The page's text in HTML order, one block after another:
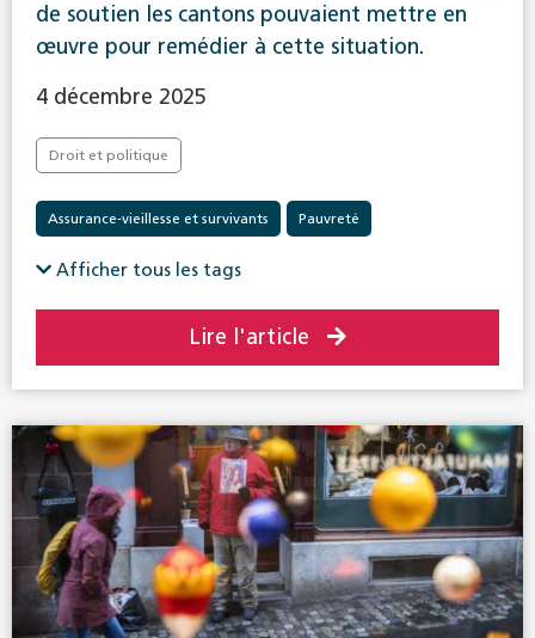
de soutien les cantons pouvaient mettre en
œuvre pour remédier à cette situation.
4 décembre 2025
Droit et politique
Assurance-vieillesse et survivants Pauvreté
Afficher tous les tags
Lire l'article